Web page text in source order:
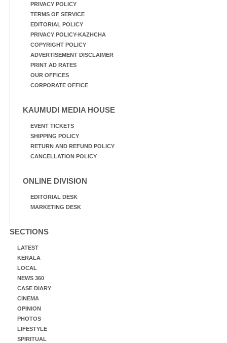
PRIVACY POLICY
TERMS OF SERVICE
EDITORIAL POLICY
PRIVACY POLICY-KAZHCHA
COPYRIGHT POLICY
ADVERTISEMENT DISCLAIMER
PRINT AD RATES
OUR OFFICES
CORPORATE OFFICE
KAUMUDI MEDIA HOUSE
EVENT TICKETS
SHIPPING POLICY
RETURN AND REFUND POLICY
CANCELLATION POLICY
ONLINE DIVISION
EDITORIAL DESK
MARKETING DESK
SECTIONS
LATEST
KERALA
LOCAL
NEWS 360
CASE DIARY
CINEMA
OPINION
PHOTOS
LIFESTYLE
SPIRITUAL